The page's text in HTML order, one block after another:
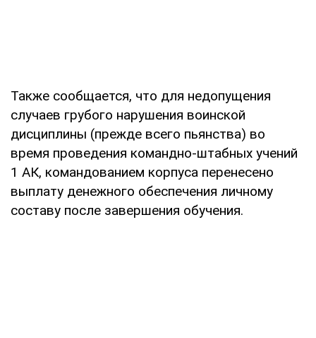
Также сообщается, что для недопущения
случаев грубого нарушения воинской
дисциплины (прежде всего пьянства) во
время проведения командно-штабных учений
1 АК, командованием корпуса перенесено
выплату денежного обеспечения личному
составу после завершения обучения.